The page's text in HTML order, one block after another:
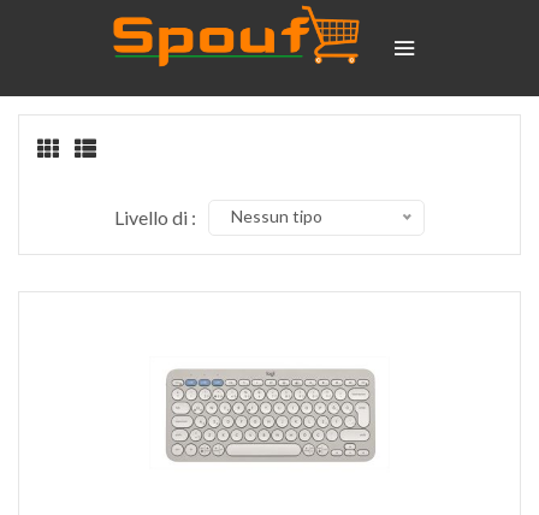
Livello di : Nessun tipo